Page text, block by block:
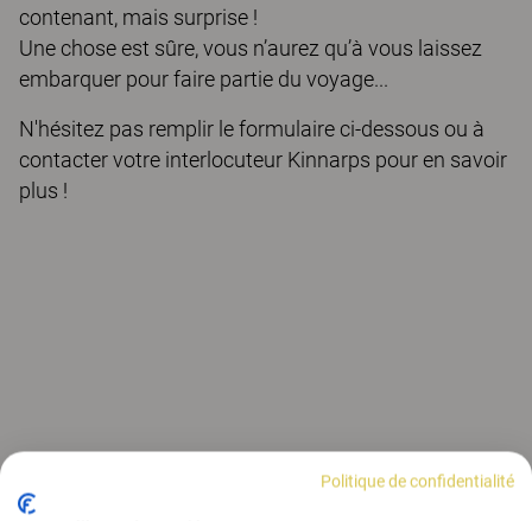
contenant, mais surprise !
Une chose est sûre, vous n’aurez qu’à vous laissez
embarquer pour faire partie du voyage...
N'hésitez pas remplir le formulaire ci-dessous ou à
contacter votre interlocuteur Kinnarps pour en savoir
plus !
Politique de confidentialité